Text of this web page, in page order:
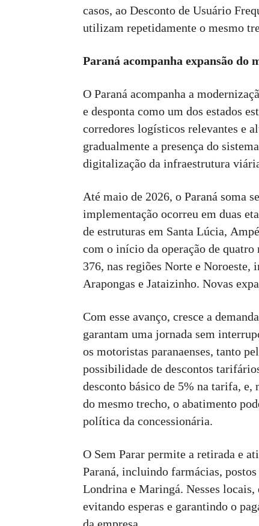
casos, ao Desconto de Usuário
utilizam repetidamente o mesmo
Paraná acompanha expansão do
O Paraná acompanha a
e desponta como um dos estados
corredores logísticos relevantes e
gradualmente a presença do
digitalização da infraestrutura
Até maio de 2026, o Paraná soma
implementação ocorreu em duas
de estruturas em Santa Lúcia,
com o início da operação de
376, nas regiões Norte e
Arapongas e Jataizinho. Novas
Com esse avanço, cresce a
garantam uma jornada sem
os motoristas paranaenses, tanto
possibilidade de descontos
desconto básico de 5% na tarifa, e,
do mesmo trecho, o abatimento
política da concessionária.
O Sem Parar permite a retirada e
Paraná, incluindo farmácias,
Londrina e Maringá. Nesses
evitando esperas e garantindo o